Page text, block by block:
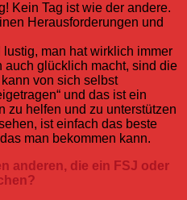
Kein Tag ist wie der andere.
Herausforderungen und
man hat wirklich immer
glücklich macht, sind die
von sich selbst
und das ist ein
zu helfen und zu unterstützen
ist einfach das beste
man bekommen kann.
anderen, die ein FSJ oder